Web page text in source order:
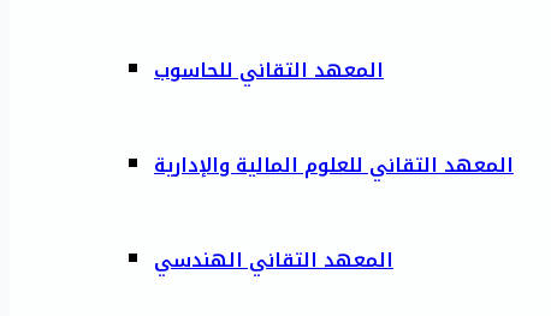
المعهد التقاني للحاسوب
المعهد التقاني للعلوم المالية والإدارية
المعهد التقاني الهندسي